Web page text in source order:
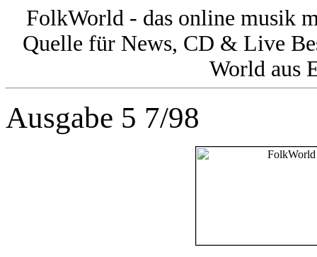
FolkWorld - das online musik
Quelle für News, CD & Live
World aus
Ausgabe 5 7/98